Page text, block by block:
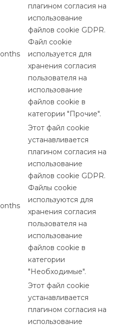
плагином согласия на
использование
файлов cookie GDPR.
Файл cookie
используется для
хранения согласия
пользователя на
использование
файлов cookie в
категории "Прочие".
Этот файл cookie
устанавливается
плагином согласия на
использование
файлов cookie GDPR.
Файлы cookie
используются для
хранения согласия
пользователя на
использование
файлов cookie в
категории
"Необходимые".
Этот файл cookie
устанавливается
плагином согласия на
использование